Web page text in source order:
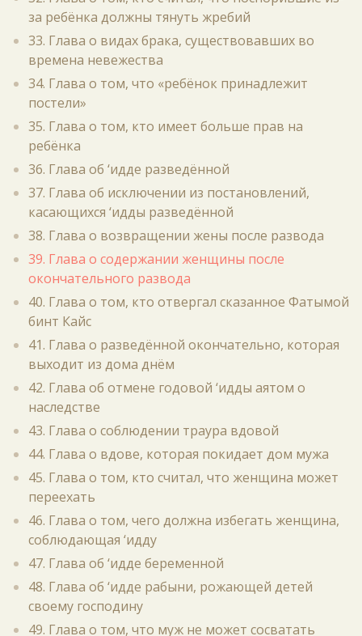
за ребёнка должны тянуть жребий
33. Глава о видах брака, существовавших во
времена невежества
34. Глава о том, что «ребёнок принадлежит
постели»
35. Глава о том, кто имеет больше прав на
ребёнка
36. Глава об ‘идде разведённой
37. Глава об исключении из постановлений,
касающихся ‘идды разведённой
38. Глава о возвращении жены после развода
39. Глава о содержании женщины после
окончательного развода
40. Глава о том, кто отвергал сказанное Фатымой
бинт Кайс
41. Глава о разведённой окончательно, которая
выходит из дома днём
42. Глава об отмене годовой ‘идды аятом о
наследстве
43. Глава о соблюдении траура вдовой
44. Глава о вдове, которая покидает дом мужа
45. Глава о том, кто считал, что женщина может
переехать
46. Глава о том, чего должна избегать женщина,
соблюдающая ‘идду
47. Глава об ‘идде беременной
48. Глава об ‘идде рабыни, рожающей детей
своему господину
49. Глава о том, что муж не может сосватать